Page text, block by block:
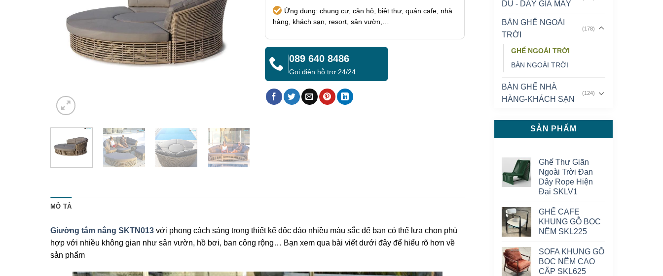
DÙ - DÂY GIẢ MÂY
BÀN GHẾ NGOÀI
TRỜI
(178)
GHẾ NGOÀI TRỜI
BÀN NGOÀI TRỜI
BÀN GHẾ NHÀ
HÀNG-KHÁCH SẠN
(124)
SẢN PHẨM
Ghế Thư Giãn
Ngoài Trời Đan
Dây Rope Hiện
Đại SKLV1
GHẾ CAFE
KHUNG GỖ BỌC
NỆM SKL225
SOFA KHUNG GỖ
BỌC NỆM CAO
CẤP SKL625
Ứng dụng: chung cư, căn hộ, biệt thự, quán cafe, nhà
hàng, khách sạn, resort, sân vườn,…
089 640 8486
Gọi điện hỗ trợ 24/24
MÔ TẢ
Giường tắm nắng SKTN013 với phong cách sáng trọng thiết kế độc đáo nhiều màu sắc để bạn có thể lựa chọn phù
hợp với nhiều không gian như sân vườn, hồ bơi, ban công rộng… Bạn xem qua bài viết dưới đây để hiểu rõ hơn về
sản phẩm